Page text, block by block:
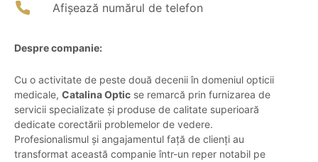
Afișează numărul de telefon
Despre companie:
Cu o activitate de peste două decenii în domeniul opticii
medicale, Catalina Optic se remarcă prin furnizarea de
servicii specializate și produse de calitate superioară
dedicate corectării problemelor de vedere.
Profesionalismul și angajamentul față de clienți au
transformat această companie într-un reper notabil pe